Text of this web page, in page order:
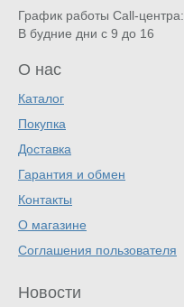
График работы Call-центра:
В будние дни с 9 до 16
О нас
Каталог
Покупка
Доставка
Гарантия и обмен
Контакты
О магазине
Соглашения пользователя
Новости